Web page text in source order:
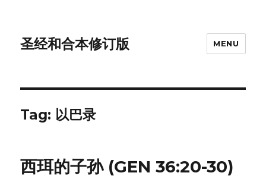
圣经和合本修订版 MENU
Tag: 以巴录
西珥的子孙 (GEN 36:20-30)